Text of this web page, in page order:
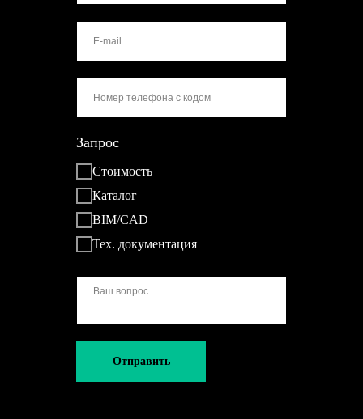
Запрос
Стоимость
Каталог
BIM/CAD
Тех. документация
Отправить